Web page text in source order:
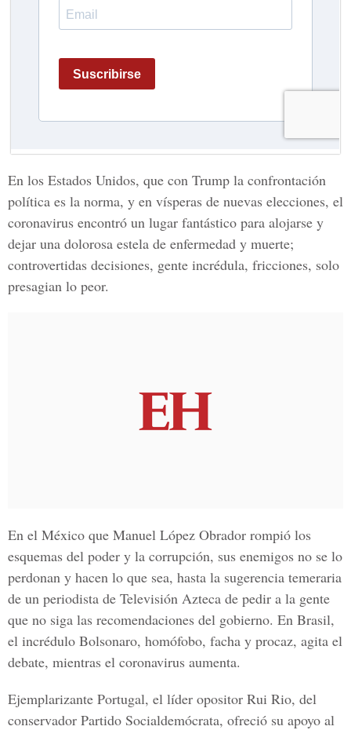
En los Estados Unidos, que con Trump la confrontación
política es la norma, y en vísperas de nuevas elecciones, el
coronavirus encontró un lugar fantástico para alojarse y
dejar una dolorosa estela de enfermedad y muerte;
controvertidas decisiones, gente incrédula, fricciones, solo
presagian lo peor.
En el México que Manuel López Obrador rompió los
esquemas del poder y la corrupción, sus enemigos no se lo
perdonan y hacen lo que sea, hasta la sugerencia temeraria
de un periodista de Televisión Azteca de pedir a la gente
que no siga las recomendaciones del gobierno. En Brasil,
el incrédulo Bolsonaro, homófobo, facha y procaz, agita el
debate, mientras el coronavirus aumenta.
Ejemplarizante Portugal, el líder opositor Rui Rio, del
conservador Partido Socialdemócrata, ofreció su apoyo al